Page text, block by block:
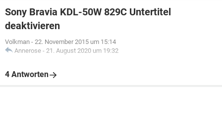
Sony Bravia KDL-50W 829C Untertitel
deaktivieren
Volkman - 22. November 2015 um 15:14
Annerose - 21. August 2020 um 19:32
4 Antworten